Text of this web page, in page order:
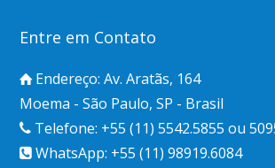
Entre em Contato
Endereço: Av. Aratãs, 164
Moema - São Paulo, SP - Brasil
Telefone: +55 (11) 5542.5855 ou
WhatsApp: +55 (11) 98919.6084